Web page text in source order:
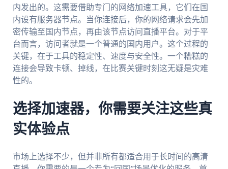
内发出的。这需要借助专门的网络加速工具，它们在国
内设有服务器节点。当你连接后，你的网络请求会先加
密传输至国内节点，再由该节点访问直播平台。对于平
台而言，访问者就是一个普通的国内用户。这个过程的
关键，在于工具的稳定性、速度与安全性。一个糟糕的
连接会导致卡顿、掉线，在比赛关键时刻这无疑是灾难
性的。
选择加速器，你需要关注这些真
实体验点
市场上选择不少，但并非所有都适合用于长时间的高清